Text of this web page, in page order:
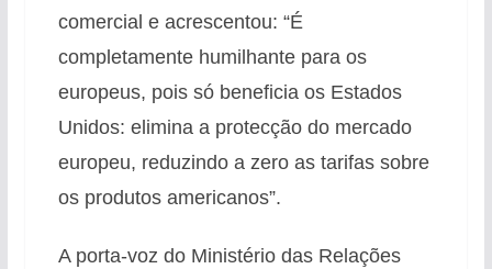
comercial e acrescentou: “É
completamente humilhante para os
europeus, pois só beneficia os Estados
Unidos: elimina a protecção do mercado
europeu, reduzindo a zero as tarifas sobre
os produtos americanos”.
A porta-voz do Ministério das Relações